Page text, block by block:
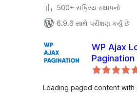
500+ સક્રિય સ્થાપનો
6.9.6 સાથે પરીક્ષણ કર્યું છે
WP Ajax
Pagination
Infinite
Loading paged content with